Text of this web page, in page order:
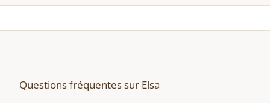
Questions fréquentes sur Elsa